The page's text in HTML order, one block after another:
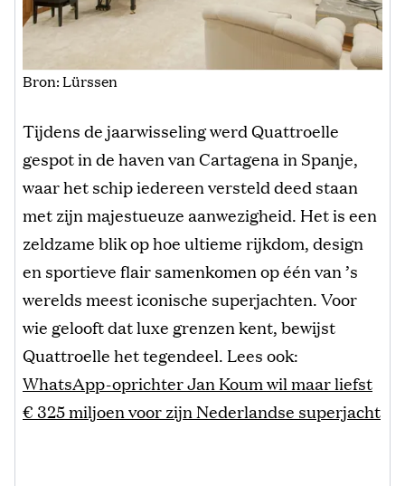
Bron: Lürssen
Tijdens de jaarwisseling werd Quattroelle
gespot in de haven van Cartagena in Spanje,
waar het schip iedereen versteld deed staan
met zijn majestueuze aanwezigheid. Het is een
zeldzame blik op hoe ultieme rijkdom, design
en sportieve flair samenkomen op één van ’s
werelds meest iconische superjachten. Voor
wie gelooft dat luxe grenzen kent, bewijst
Quattroelle het tegendeel. Lees ook:
WhatsApp-oprichter Jan Koum wil maar liefst
€ 325 miljoen voor zijn Nederlandse superjacht